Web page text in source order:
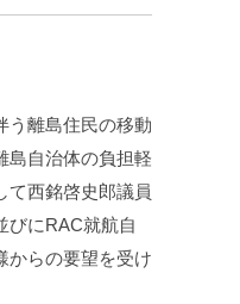
う離島住民の移動
島自治体の負担軽
て西銘啓史郎議員
びにRAC就航自
からの要望を受け